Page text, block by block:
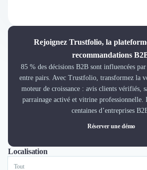
Teambuilding
Marque Employeur
Responsabilité Sociétale des Entreprises (RSE)
Marketplace de freelance
Coaching
Rejoignez Trustfolio, la
recommandations
85 % des décisions B2B sont influencées
entre pairs. Avec Trustfolio, transformez la
moteur de croissance : avis clients vérifiés,
parrainage activé et vitrine professionnelle.
centaines d’entreprises
Réserver une démo
Localisation
ToutLille